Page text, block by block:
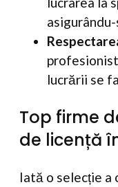
lucrării se
Top firme
de licență
Iată o selecție a